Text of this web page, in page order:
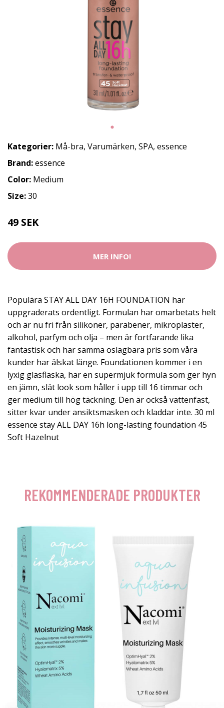
Kategorier: Må-bra, Varumärken, SPA, essence
Brand:essence
Color: Medium
Size:30
49 SEK
MER INFO!
Populära STAY ALL DAY 16H FOUNDATION har
uppgraderats ordentligt. Formulan har omarbetats helt
och är nu fri från silikoner, parabener, mikroplaster,
alkohol, parfym och olja – men är fortfarande lika
fantastisk och har samma oslagbara pris som våra
kunder har älskat länge. Foundationen kommer i en
lyxig glasflaska, har en supermjuk formula som ger hyn
en jämn, slät look som håller i upp till 16 timmar och
ger medium till hög täckning. Den är också vattenfast,
sitter kvar under ansiktsmasken och kladdar inte. 30 ml
essence stay ALL DAY 16h long-lasting foundation 45
Soft Hazelnut
REKOMMENDERADE PRODUKTER